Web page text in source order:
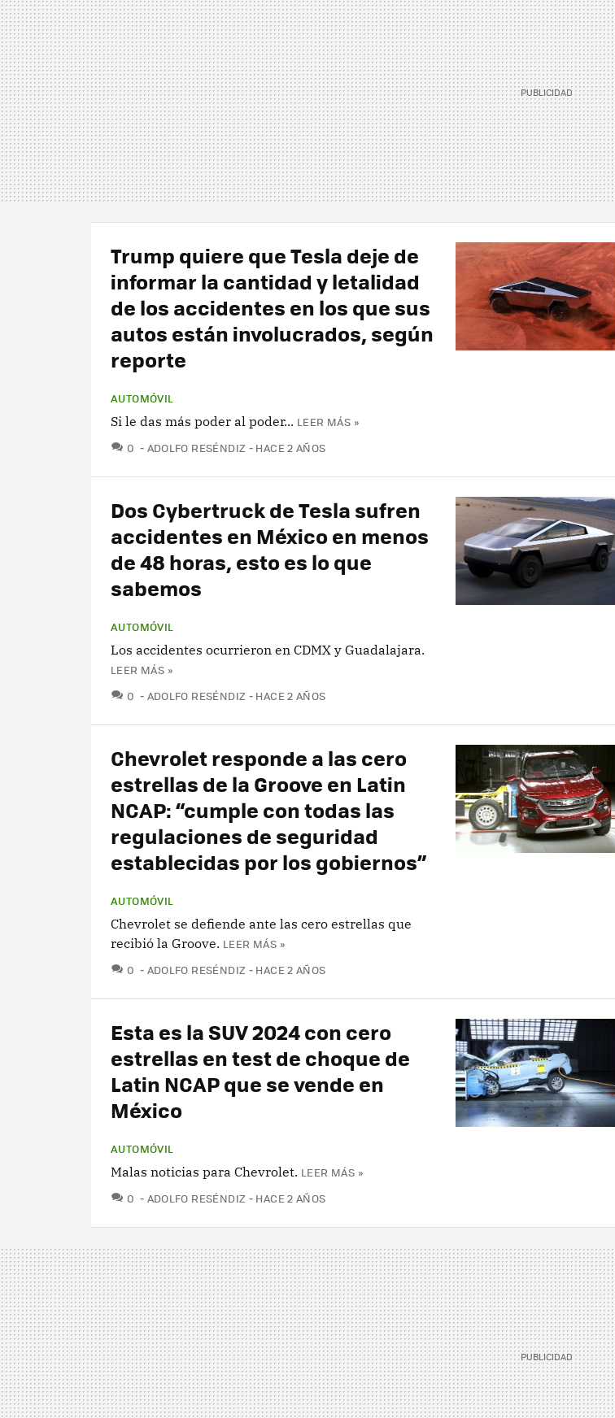
Trump quiere que Tesla deje de
informar la cantidad y letalidad
de los accidentes en los que sus
autos están involucrados, según
reporte
AUTOMÓVIL
Si le das más poder al poder... LEER MÁS »
0 COMENTARIOS
ADOLFO RESÉNDIZ HACE 2 AÑOS
Dos Cybertruck de Tesla sufren
accidentes en México en menos
de 48 horas, esto es lo que
sabemos
AUTOMÓVIL
Los accidentes ocurrieron en CDMX y Guadalajara.
LEER MÁS »
0 COMENTARIOS
ADOLFO RESÉNDIZ HACE 2 AÑOS
Chevrolet responde a las cero
estrellas de la Groove en Latin
NCAP: “cumple con todas las
regulaciones de seguridad
establecidas por los gobiernos”
AUTOMÓVIL
Chevrolet se defiende ante las cero estrellas que
recibió la Groove. LEER MÁS »
0 COMENTARIOS
ADOLFO RESÉNDIZ HACE 2 AÑOS
Esta es la SUV 2024 con cero
estrellas en test de choque de
Latin NCAP que se vende en
México
AUTOMÓVIL
Malas noticias para Chevrolet. LEER MÁS »
0 COMENTARIOS
ADOLFO RESÉNDIZ HACE 2 AÑOS